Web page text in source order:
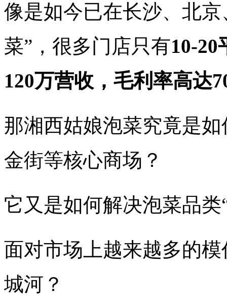
像是如今已在长沙、北
菜”，很多门店只有10-20
120万营收，毛利率高达
那湘西姑娘泡菜究竟是
金街等核心商场？
它又是如何解决泡菜品
面对市场上越来越多的
城河？